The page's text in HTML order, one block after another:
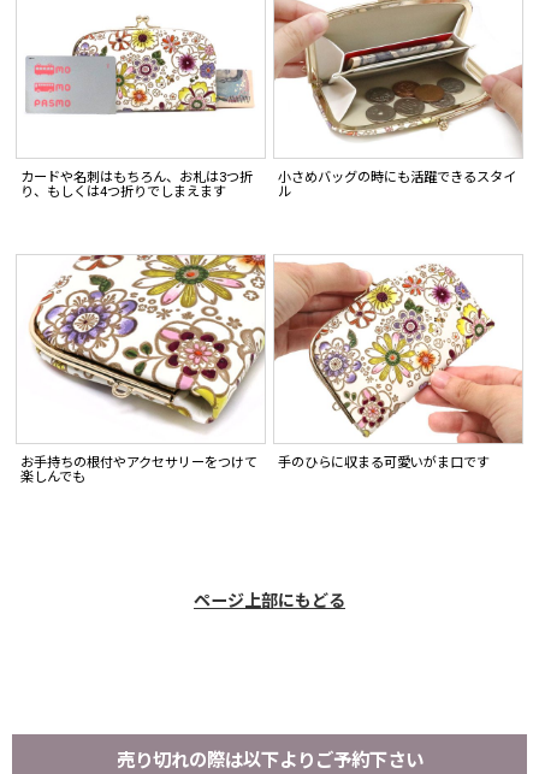
カードや名刺はもちろん、お札は3つ折
り、もしくは4つ折りでしまえます
小さめバッグの時にも活躍できるスタイ
ル
お手持ちの根付やアクセサリーをつけて
楽しんでも
手のひらに収まる可愛いがま口です
ページ上部にもどる
売り切れの際は以下よりご予約下さい